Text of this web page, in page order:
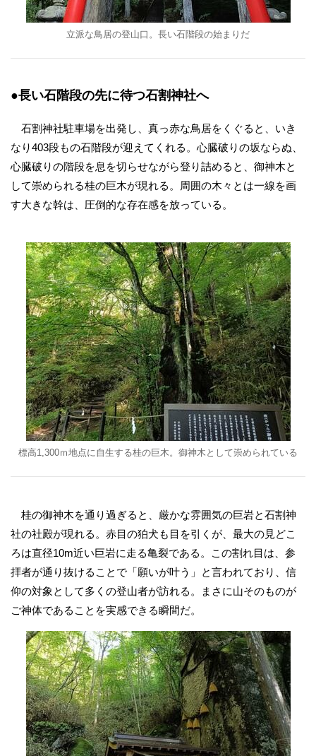
立派な鳥居の登山口。長い石階段の始まりだ
●長い石階段の先に待つ石割神社へ
石割神社駐車場を出発し、真っ赤な鳥居をくぐると、いき
なり403段もの石階段が迎えてくれる。心臓破りの坂ならぬ、
心臓破りの階段を息を切らせながら登り詰めると、御神木と
して崇められる桂の巨木が現れる。周囲の木々とは一線を画
す大きな幹は、圧倒的な存在感を放っている。
標高1,300ｍ地点に自生する桂の巨木。御神木として崇められている
桂の御神木を通り過ぎると、厳かな雰囲気の巨岩と石割神
社の社殿が現れる。赤目の狛犬も目を引くが、最大の見どこ
ろは直径10m近い巨岩に走る亀裂である。この割れ目は、参
拝者が通り抜けることで「願いが叶う」と言われており、信
仰の対象として多くの登山者が訪れる。まさに山そのものが
ご神体であることを実感できる瞬間だ。